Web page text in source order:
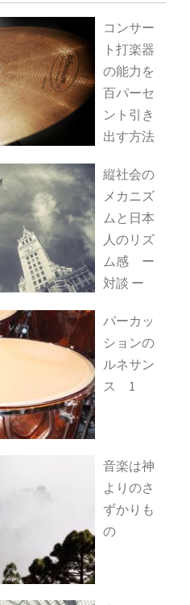
コンサー
ト打楽器
の能力を
百パーセ
ント引き
出す方法
縦社会の
メカニズ
ムと日本
人のリズ
ム感 ー
対談 ー
パーカッ
ションの
ルネサン
ス 1
音楽は神
よりのさ
ずかりも
の